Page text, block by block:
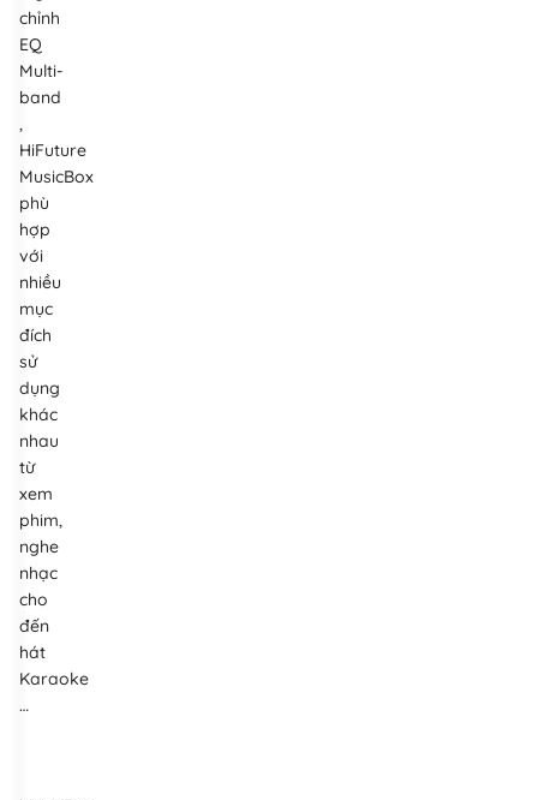
chỉnh
EQ
Multi-
band
,
HiFuture
MusicBox
phù
hợp
với
nhiều
mục
đích
sử
dụng
khác
nhau
từ
xem
phim,
nghe
nhạc
cho
đến
hát
Karaoke
…